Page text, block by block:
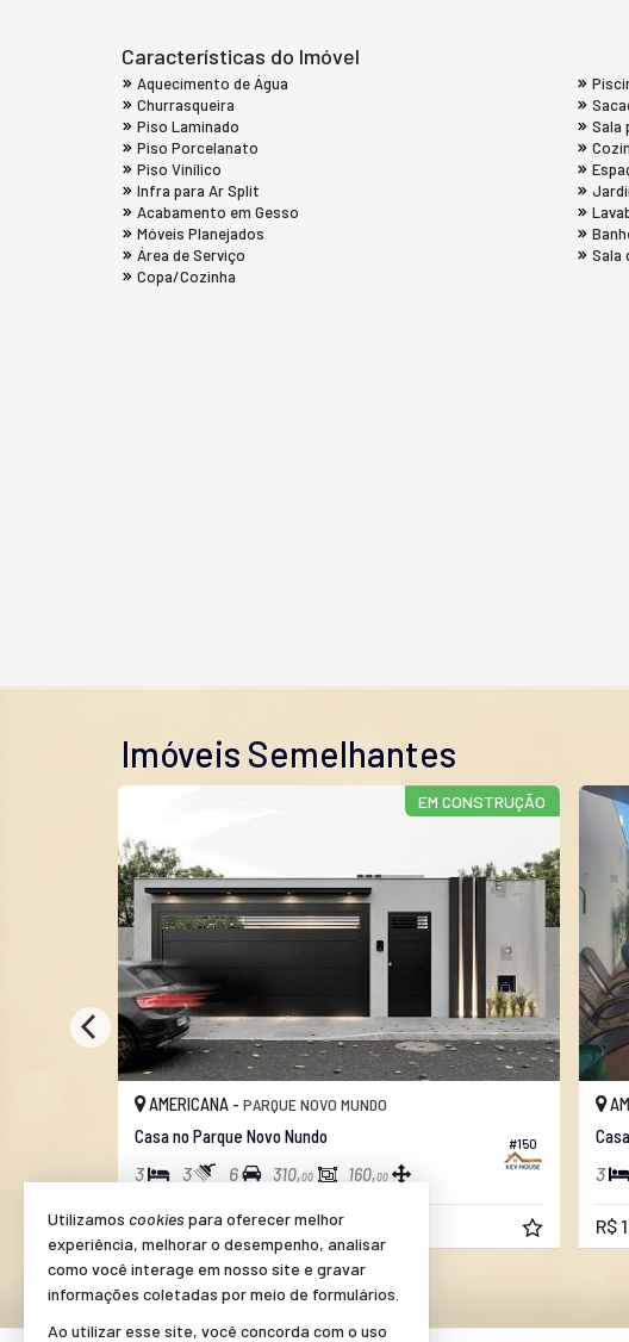
Características do Imóvel
Aquecimento de Água
Churrasqueira
Piso Laminado
Piso Porcelanato
Piso Vinílico
Infra para Ar Split
Acabamento em Gesso
Móveis Planejados
Área de Serviço
Copa/Cozinha
Sala
Sala
Imóveis Semelhantes
EM CONSTRUÇÃO
#150
AMERICANA - PARQUE NOVO MUNDO
Casa no Parque Novo Nundo
3 3 6 310,00 160,00
R$ 1.190.000,00
3
R$
Utilizamos cookiespara oferecer melhor
experiência, melhorar o desempenho, analisar
como você interage em nosso site e gravar
informações coletadas por meio de formulários.
Ao utilizar esse site, você concorda com o uso